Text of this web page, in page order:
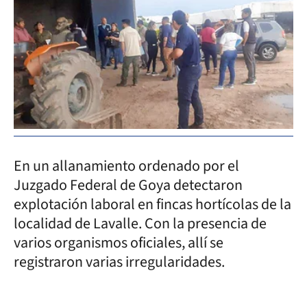
En un allanamiento ordenado por el
Juzgado Federal de Goya detectaron
explotación laboral en fincas hortícolas de la
localidad de Lavalle. Con la presencia de
varios organismos oficiales, allí se
registraron varias irregularidades.